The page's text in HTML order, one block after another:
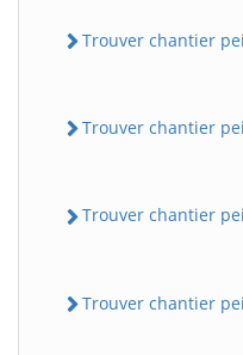
Trouver chantier
Trouver chantier
Trouver chantier
Trouver chantier